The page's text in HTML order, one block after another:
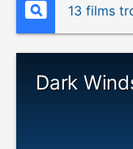
13 films
Dark